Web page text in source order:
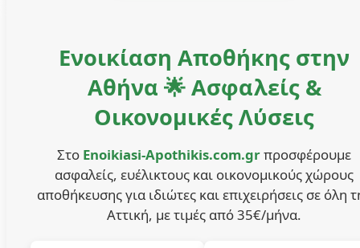
Ενοικίαση Αποθήκης στην
Αθήνα 🌟 Ασφαλείς &
Οικονομικές Λύσεις
Στο Enoikiasi-Apothikis.com.grπροσφέρουμε
ασφαλείς, ευέλικτους και οικονομικούς χώρους
αποθήκευσης για ιδιώτες και επιχειρήσεις σε όλη
Αττική, με τιμές από 35€/μήνα.